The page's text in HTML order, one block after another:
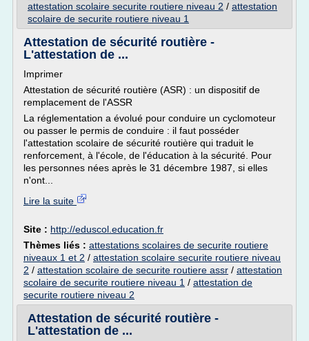
attestation scolaire securite routiere niveau 2 / attestation
scolaire de securite routiere niveau 1
Attestation de sécurité routière -
L'attestation de ...
Imprimer
Attestation de sécurité routière (ASR) : un dispositif de
remplacement de l'ASSR
La réglementation a évolué pour conduire un cyclomoteur
ou passer le permis de conduire : il faut posséder
l'attestation scolaire de sécurité routière qui traduit le
renforcement, à l'école, de l'éducation à la sécurité. Pour
les personnes nées après le 31 décembre 1987, si elles
n'ont...
Lire la suite
Site : http://eduscol.education.fr
Thèmes liés : attestations scolaires de securite routiere
niveaux 1 et 2 / attestation scolaire securite routiere niveau
2 / attestation scolaire de securite routiere assr / attestation
scolaire de securite routiere niveau 1 / attestation de
securite routiere niveau 2
Attestation de sécurité routière -
L'attestation de ...